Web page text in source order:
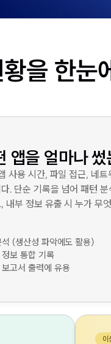
을 한눈
앱을 얼마나
사용 시간, 파일 접근, 네트
. 단순 기록을 넘어 패턴
내부 정보 유출 시 누가 무
(생산성 파악에도 활용)
정보 통합 기록
고서 출력에 유용
이